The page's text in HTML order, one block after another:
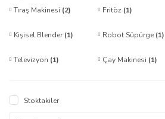
Tıraş Makinesi (2) Fritöz (1)
Kişisel Blender(1) Robot Süpürge (1)
Televizyon (1) Çay Makinesi (1)
Stoktakiler